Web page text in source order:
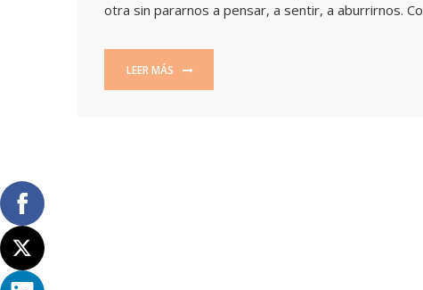
otra sin pararnos a pensar, a sentir, a aburrirnos.
LEER MÁS